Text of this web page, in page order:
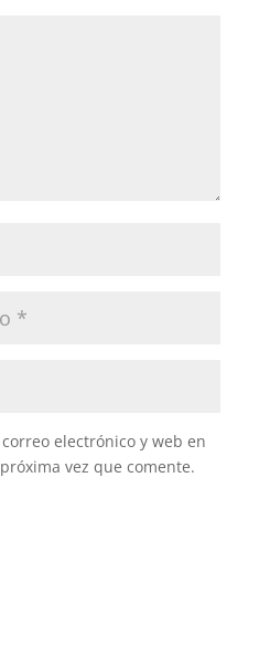
electrónico y web en
vez que comente.